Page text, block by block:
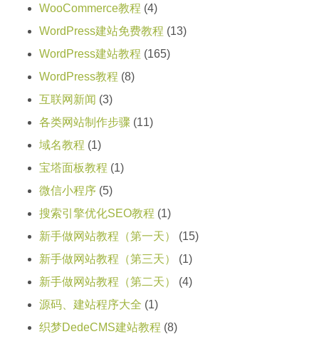
WooCommerce教程 (4)
WordPress建站免费教程 (13)
WordPress建站教程 (165)
WordPress教程 (8)
互联网新闻 (3)
各类网站制作步骤 (11)
域名教程 (1)
宝塔面板教程 (1)
微信小程序 (5)
搜索引擎优化SEO教程 (1)
新手做网站教程（第一天）
(15)
新手做网站教程（第三天）
(1)
新手做网站教程（第二天）
(4)
源码、建站程序大全 (1)
织梦DedeCMS建站教程 (8)